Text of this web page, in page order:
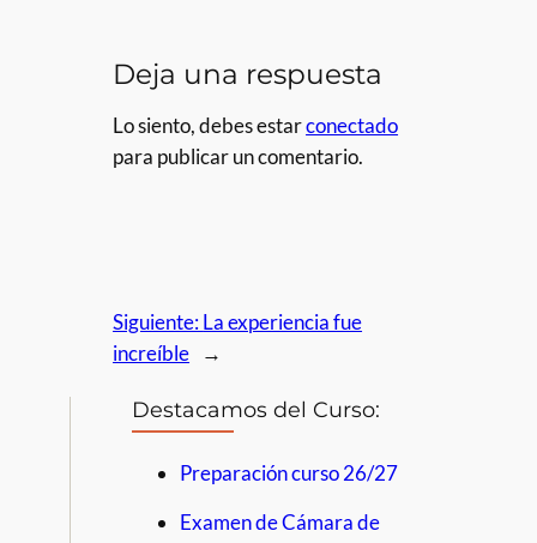
Deja una respuesta
Lo siento, debes estarconectado
para publicar un comentario.
Siguiente:La experiencia fue
increíble
→
Destacamos del Curso:
Preparación curso 26/27
Examen de Cámara de